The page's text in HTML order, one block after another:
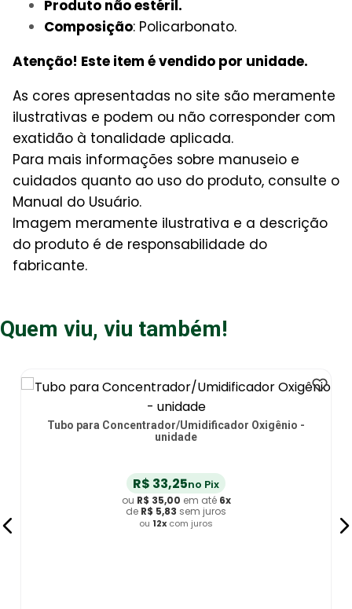
Produto não estéril.
Composição: Policarbonato.
Atenção! Este item é vendido por unidade.
As cores apresentadas no site são meramente
ilustrativas e podem ou não corresponder com
exatidão à tonalidade aplicada.
Para mais informações sobre manuseio e
cuidados quanto ao uso do produto, consulte o
Manual do Usuário.
Imagem meramente ilustrativa e a descrição
do produto é de responsabilidade do
fabricante.
Quem viu, viu também!
Extensão Oxigênio Ponta Conexão PVC MedFlex 15m -
unidade
R$66,50no Pix
ou R$70,00 em até
de R$ 11,66 sem juros
ou 12x com juros